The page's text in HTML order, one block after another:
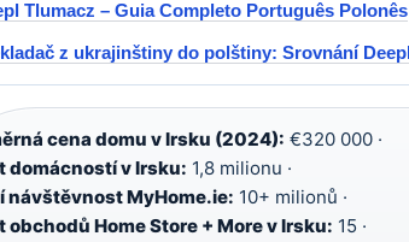
Tlumacz – Guia Completo Português Polonês
z ukrajinštiny do polštiny: Srovnání
cena domu v Irsku (2024): €320 000 ·
domácností v Irsku: 1,8 milionu ·
návštěvnost MyHome.ie: 10+ milionů ·
obchodů Home Store + More v Irsku: 15 ·